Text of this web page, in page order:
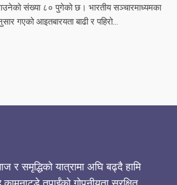
संख्या ८० पुगेको छ। भारतीय सञ्चारमाध्यमका
गएको आइतबारयता बाढी र पहिरो...
र समृद्धिको यात्रामा अघि बढ्दै हामि